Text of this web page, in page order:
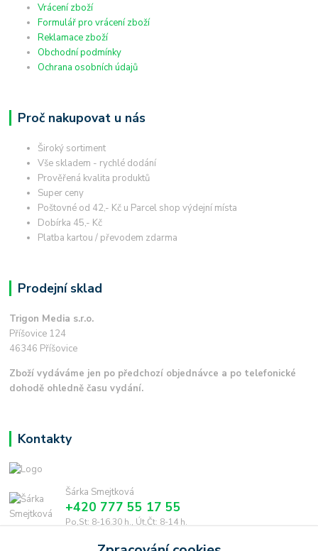
Vrácení zboží
Formulář pro vrácení zboží
Reklamace zboží
Obchodní podmínky
Ochrana osobních údajů
Proč nakupovat u nás
Široký sortiment
Vše skladem - rychlé dodání
Prověřená kvalita produktů
Super ceny
Poštovné od 42,- Kč u Parcel shop výdejní místa
Dobírka 45,- Kč
Platba kartou / převodem zdarma
Prodejní sklad
Trigon Media s.r.o.
Příšovice 124
46346 Příšovice
Zboží vydáváme jen po předchozí objednávce a po telefonické
dohodě ohledně času vydání.
Kontakty
Šárka Smejtková
+420 777 55 17 55
Po,St: 8-16.30 h., Út,Čt: 8-14 h.
smejtkova@trigonmedia.cz